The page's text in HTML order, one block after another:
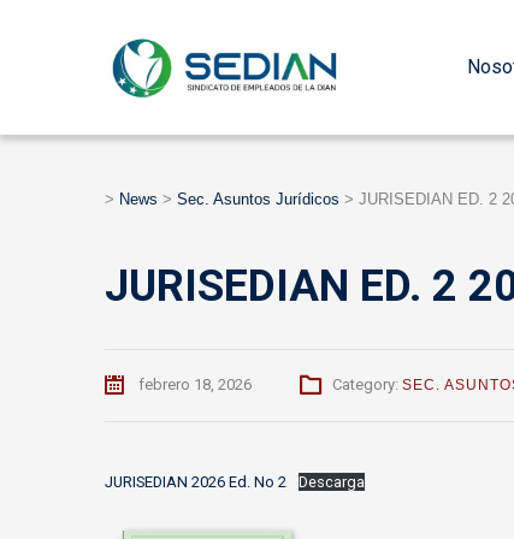
> News > Sec. Asuntos Jurídicos > JURISEDIAN ED. 2
JURISEDIAN ED. 2
febrero 18, 2026 Category: SEC.
JURISEDIAN 2026 Ed. No 2 Descarga